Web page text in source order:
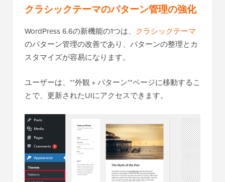
クラシックテーマのパターン管理の強化
WordPress 6.6の新機能の1つは、 クラシックテーマ
のパターン管理の改善であり、パターンの整理とカ
スタマイズが容易になります。
ユーザーは、**外観 » パターン**ページに移動するこ
とで、更新されたUIにアクセスできます。